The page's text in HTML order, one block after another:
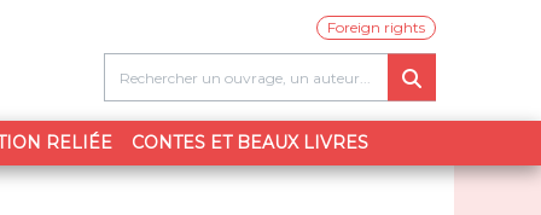
Foreign rights
RELIÉE CONTES ET BEAUX LIVRES